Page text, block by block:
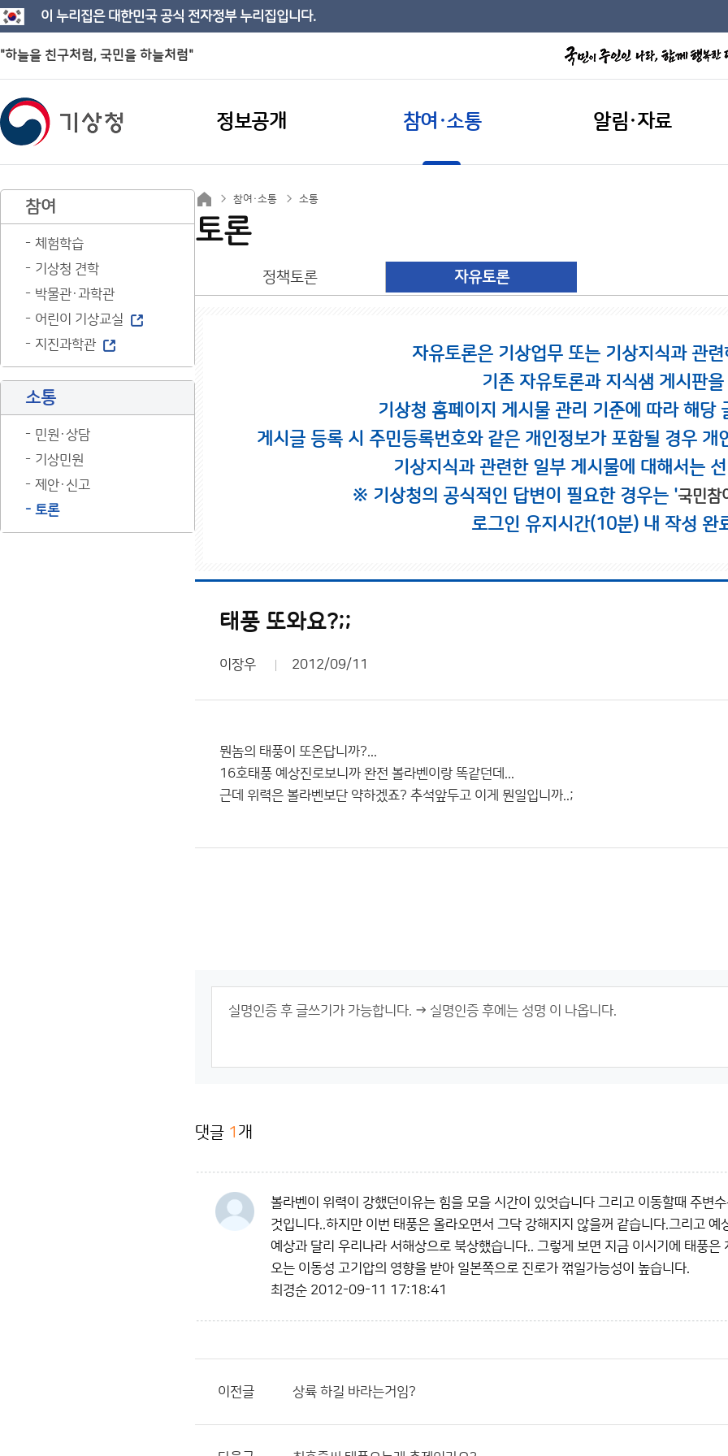
이 누리집은 대한민국 공식 전자정부 누리집입니다.
"하늘을 친구처럼, 국민을 하늘처럼"
정보공개 참여·소통 알림·자료
참여
체험학습
기상청 견학
박물관·과학관
어린이 기상교실
지진과학관
소통
민원·상담
기상민원
제안·신고
토론
참여·소통 소통
토론
정책토론 자유토론
자유토론은 기상업무 또는 기상지식과 관
기존 자유토론과 지식샘 게시판
기상청 홈페이지 게시물 관리 기준에 따라 해당
게시글 등록 시 주민등록번호와 같은 개인정보가 포함될 경우
기상지식과 관련한 일부 게시물에 대해서는
※ 기상청의 공식적인 답변이 필요한 경우는 '국민참
로그인 유지시간(10분) 내 작성 완
태풍 또와요?;;
이장우 2012/09/11
뭔놈의 태풍이 또온답니까?...
16호태풍 예상진로보니까 완전 볼라벤이랑 똑같던데...
근데 위력은 볼라벤보단 약하겠죠? 추석앞두고 이게 뭔일입니까..;
댓글 1 개
볼라벤이 위력이 강했던이유는 힘을 모을 시간이 있엇습니다 그리고 이동할때 주변
것입니다..하지만 이번 태풍은 올라오면서 그닥 강해지지 않을꺼 같습니다.그리고
예상과 달리 우리나라 서해상으로 북상했습니다.. 그렇게 보면 지금 이시기에 태풍
오는 이동성 고기압의 영향을 받아 일본쪽으로 진로가 꺾일가능성이 높습니다.
최경순 2012-09-11 17:18:41
이전글 상륙 하길 바라는거임?